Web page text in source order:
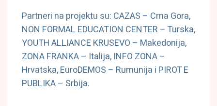
Partneri na projektu su: CAZAS – Crna Gora,
NON FORMAL EDUCATION CENTER – Turska,
YOUTH ALLIANCE KRUSEVO – Makedonija,
ZONA FRANKA – Italija, INFO ZONA –
Hrvatska, EuroDEMOS – Rumunija i PIROT E
PUBLIKA – Srbija.